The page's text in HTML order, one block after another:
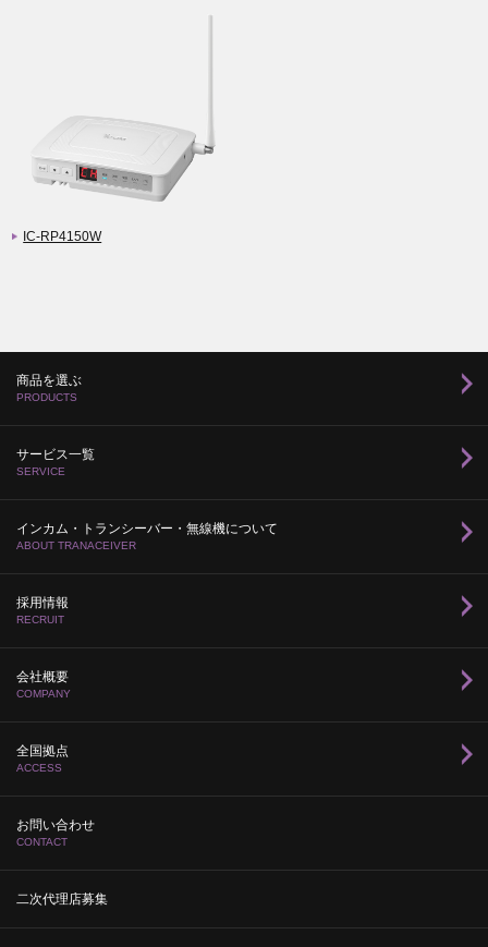
IC-RP4150W
商品を選ぶ
PRODUCTS
サービス一覧
SERVICE
インカム・トランシーバー・無線機について
ABOUT TRANACEIVER
採用情報
RECRUIT
会社概要
COMPANY
全国拠点
ACCESS
お問い合わせ
CONTACT
二次代理店募集